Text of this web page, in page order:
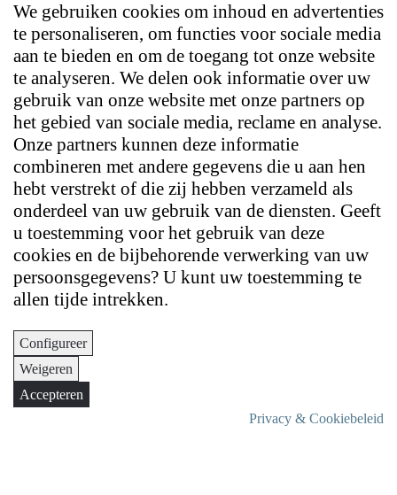
We gebruiken cookies om inhoud en advertenties
te personaliseren, om functies voor sociale media
aan te bieden en om de toegang tot onze website
te analyseren. We delen ook informatie over uw
gebruik van onze website met onze partners op
het gebied van sociale media, reclame en analyse.
Onze partners kunnen deze informatie
combineren met andere gegevens die u aan hen
hebt verstrekt of die zij hebben verzameld als
onderdeel van uw gebruik van de diensten. Geeft
u toestemming voor het gebruik van deze
cookies en de bijbehorende verwerking van uw
persoonsgegevens? U kunt uw toestemming te
allen tijde intrekken.
Configureer
Weigeren
Accepteren
Privacy & Cookiebeleid